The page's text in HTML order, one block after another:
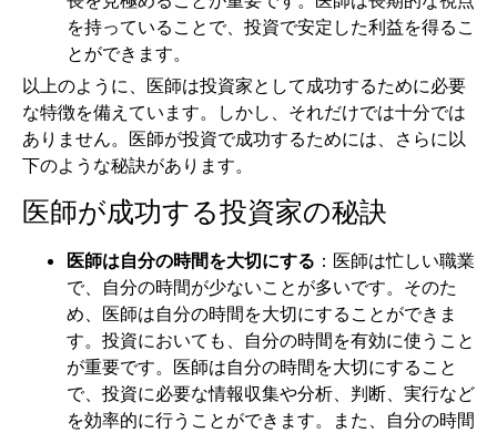
を持っていることで、投資で安定した利益を得るこ
とができます。
以上のように、医師は投資家として成功するために必要
な特徴を備えています。しかし、それだけでは十分では
ありません。医師が投資で成功するためには、さらに以
下のような秘訣があります。
医師が成功する投資家の秘訣
医師は自分の時間を大切にする ：医師は忙しい職業
で、自分の時間が少ないことが多いです。そのた
め、医師は自分の時間を大切にすることができま
す。投資においても、自分の時間を有効に使うこと
が重要です。医師は自分の時間を大切にすること
で、投資に必要な情報収集や分析、判断、実行など
を効率的に行うことができます。また、自分の時間